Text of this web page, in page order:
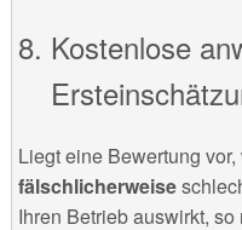
Kostenlose
Liegt eine Bewertung
fälschlicherweise
Ihren Betrieb auswirkt,